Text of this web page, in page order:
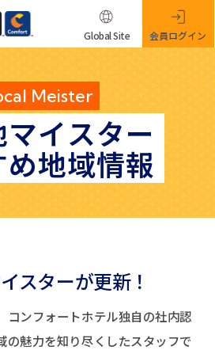
Meister
イスター
地域情報
Global Site 会員ログイン
スターが更新！
コンフォートホテル独自の社内認
の魅力を知り尽くしたスタッフで